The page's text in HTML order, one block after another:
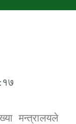
सन्देश
मन्त्रालयले